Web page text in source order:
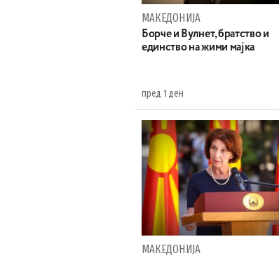
МАКЕДОНИЈА
Борче и Вулнет, братство и
единство на жими мајка
пред 1 ден
МАКЕДОНИЈА